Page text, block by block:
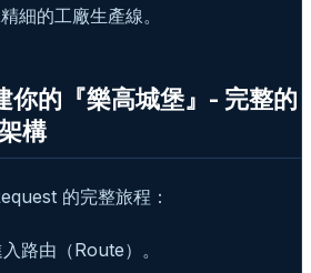
細的工廠生產線。
你的『樂高城堡』- 完整的
構
的完整旅程：
路由（Route）。